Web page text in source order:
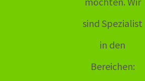
sind Spezialist
in den
Bereichen: